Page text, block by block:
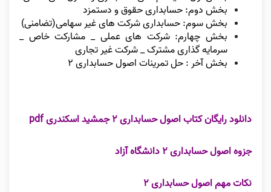
بخش دوم: حسابداری حقوق و دستمزد
بخش سوم: حسابداری شرکت های غیر سهامی(تضامنی)
بخش چهارم: شرکت های عملی _ مشارکت خاص _
سرمایه گذاری مشترک _ شرکت غیر تجاری
بخش آخر : حل تمرینات اصول حسابداری ۲
دانلود رایگان کتاب اصول حسابداری ۲ جمشید اسکندری pdf
جزوه اصول حسابداری ۲ دانشگاه آزاد
نکات مهم اصول حسابداری ۲